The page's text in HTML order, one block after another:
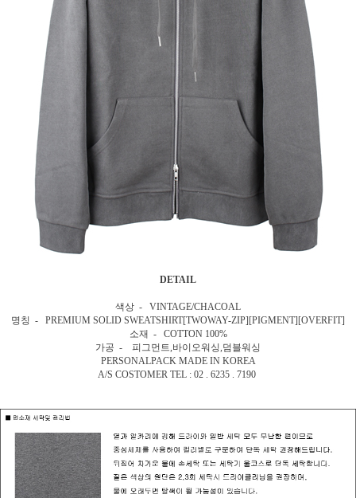
DETAIL
색상 - VINTAGE/CHACOAL
명칭 - PREMIUM SOLID SWEATSHIRT[TWOWAY-ZIP][PIGMENT][OVERFIT]
소재 - COTTON 100%
가공 - 피그먼트,바이오워싱,덤블워싱
PERSONALPACK MADE IN KOREA
A/S COSTOMER TEL : 02 . 6235 . 7190